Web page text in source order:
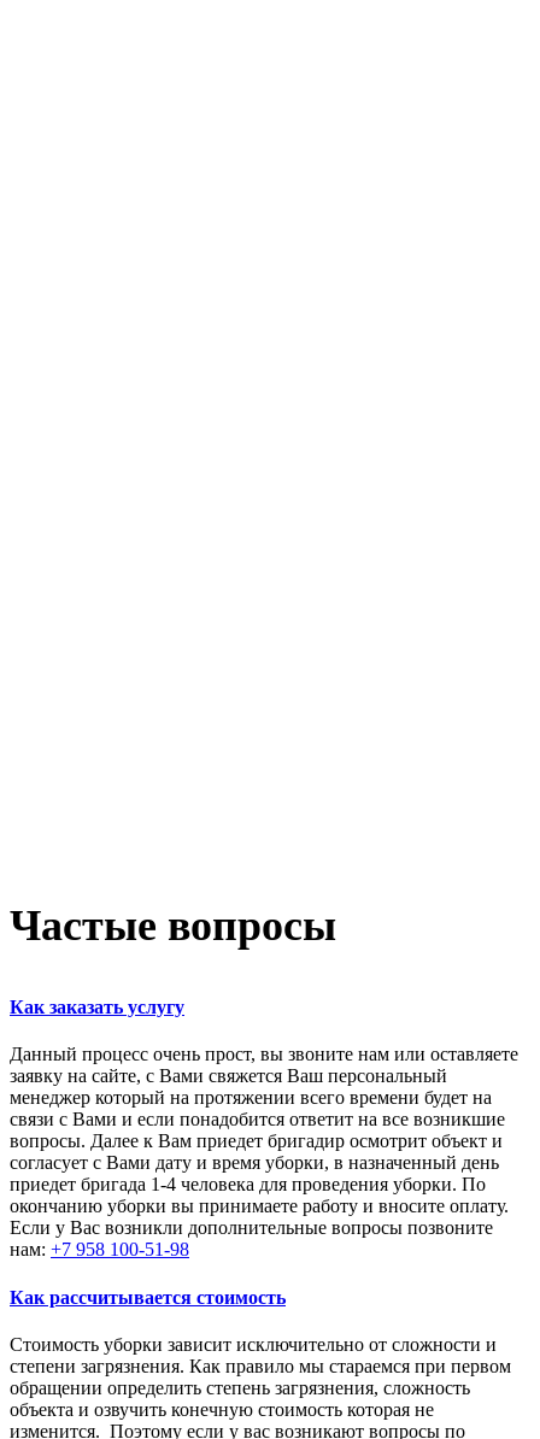
Частые вопросы
Как заказать услугу
Данный процесс очень прост, вы звоните нам или оставляете
заявку на сайте, с Вами свяжется Ваш персональный
менеджер который на протяжении всего времени будет на
связи с Вами и если понадобится ответит на все возникшие
вопросы. Далее к Вам приедет бригадир осмотрит объект и
согласует с Вами дату и время уборки, в назначенный день
приедет бригада 1-4 человека для проведения уборки. По
окончанию уборки вы принимаете работу и вносите оплату.
Если у Вас возникли дополнительные вопросы позвоните
нам: +7 958 100-51-98
Как рассчитывается стоимость
Стоимость уборки зависит исключительно от сложности и
степени загрязнения. Как правило мы стараемся при первом
обращении определить степень загрязнения, сложность
объекта и озвучить конечную стоимость которая не
изменится. Поэтому если у вас возникают вопросы по